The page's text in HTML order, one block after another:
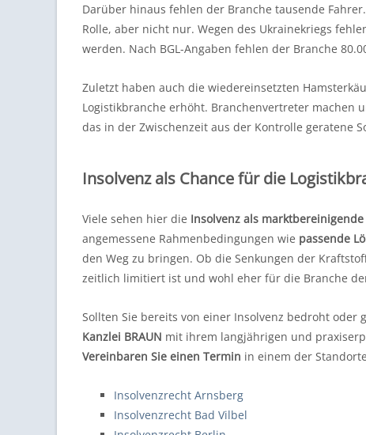
Darüber hinaus fehlen der Branche tausende
Rolle, aber nicht nur. Wegen des Ukrainekriegs
werden. Nach BGL-Angaben fehlen der Branche
Zuletzt haben auch die wiedereinsetzten
Logistikbranche erhöht. Branchenvertreter machen
das in der Zwischenzeit aus der Kontrolle geratene
Insolvenz als Chance für die
Viele sehen hier die Insolvenz als marktbereinigende
angemessene Rahmenbedingungen wie passende
den Weg zu bringen. Ob die Senkungen der
zeitlich limitiert ist und wohl eher für die Branche
Sollten Sie bereits von einer Insolvenz bedroht
Kanzlei BRAUN mit ihrem langjährigen und
Vereinbaren Sie einen Termin in einem der
Insolvenzrecht Arnsberg
Insolvenzrecht Bad Vilbel